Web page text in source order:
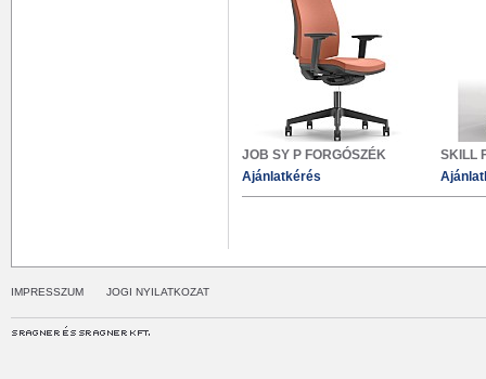
JOB SY P FORGÓSZÉK
Ajánlatkérés
SKILL
IMPRESSZUM JOGI NYILATKOZAT